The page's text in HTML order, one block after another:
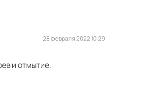
28 февраля 2022 10:29
и отмытие.